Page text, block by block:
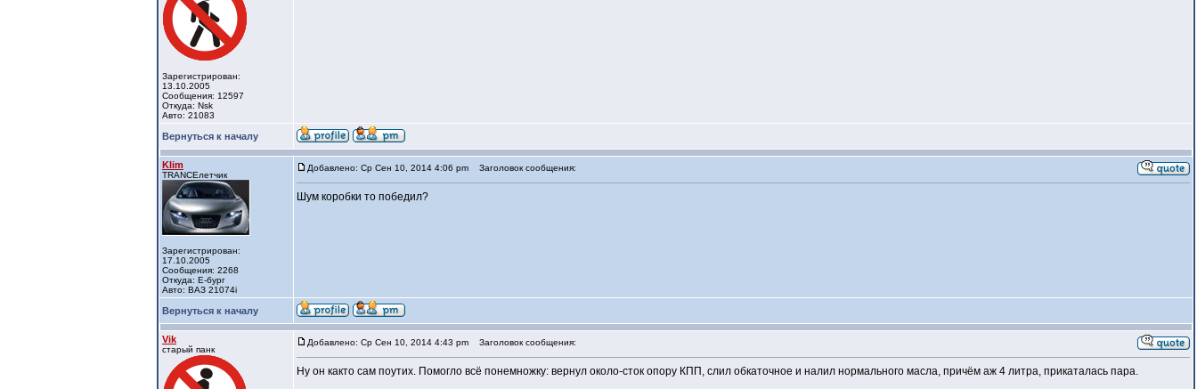
Зарегистрирован:
13.10.2005
Сообщения: 12597
Откуда: Nsk
Авто: 21083
Вернуться к началу
Klim
TRANCEлетчик
Зарегистрирован:
17.10.2005
Сообщения: 2268
Откуда: Е-бург
Авто: ВАЗ 21074i
Добавлено: Ср Сен 10, 2014 4:06 pm Заголовок сообщения:
Шум коробки то победил?
Вернуться к началу
Vik
старый панк
Добавлено: Ср Сен 10, 2014 4:43 pm Заголовок сообщения:
Ну он както сам поутих. Помогло всё понемножку: вернул около-сток опору КПП, слил обкаточное и налил нормального масла, причём аж 4 литра, прикаталась пара.